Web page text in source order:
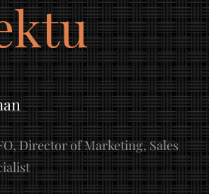
Director of Marketing, Sales